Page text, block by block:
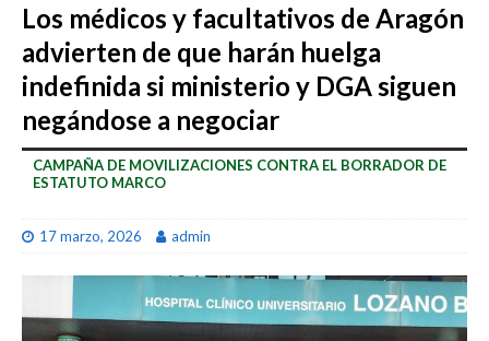
Los médicos y facultativos de Aragón
advierten de que harán huelga
indefinida si ministerio y DGA siguen
negándose a negociar
CAMPAÑA DE MOVILIZACIONES CONTRA EL BORRADOR DE
ESTATUTO MARCO
17 marzo, 2026 admin